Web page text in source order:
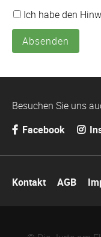
Ich habe den
Absenden
Besuchen Sie uns
Facebook
überspringen
Kontakt AGB